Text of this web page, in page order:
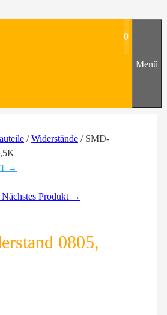
0
Menü
/Widerstände / SMD-
→
Nächstes Produkt →
0805,